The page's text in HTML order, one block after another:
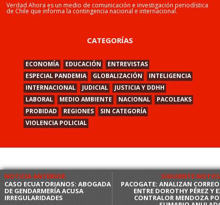
NOTICIA ANTERIOR
CASO ECUATORIANOS: ABOGADA
DE GENDARMERÍA ACUSA
IRREGULARIDADES
SIGUIENTE
PACOGATE: ANALIZAN
ENTRE DOROTHY PÉREZ Y
CONTRALOR MENDOZA
Verdad Ahora es un medio de comunicación e investigación periodística
de Chile que informa la contingencia nacional e internacional.
CATEGORÍAS
ECONOMÍA EDUCACIÓN
ENTREVISTAS
ESPECIAL PANDEMIA
GLOBALIZACIÓN
INTELIGENCIA
INTERNACIONAL
JUDICIAL
JUSTICIA Y DDHH
LABORAL
MEDIO AMBIENTE NACIONAL
PACOLEAKS
PROBIDAD
REGIONES
SIN CATEGORÍA
VIOLENCIA POLICIAL